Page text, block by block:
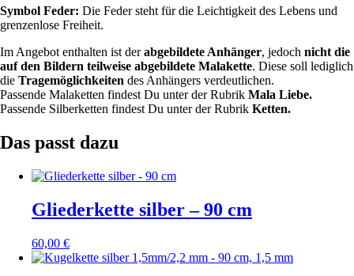
Symbol Feder: Die Feder steht für die Leichtigkeit des Lebens und
grenzenlose Freiheit.
Im Angebot enthalten ist derabgebildete Anhänger, jedoch nicht die
auf den Bildern teilweise abgebildete Malakette. Diese soll lediglich
die Tragemöglichkeiten des Anhängers verdeutlichen.
Passende Malaketten findest Du unter der Rubrik Mala Liebe.
Passende Silberketten findest Du unter der Rubrik Ketten.
Das passt dazu
Gliederkette silber – 90 cm
60,00 €